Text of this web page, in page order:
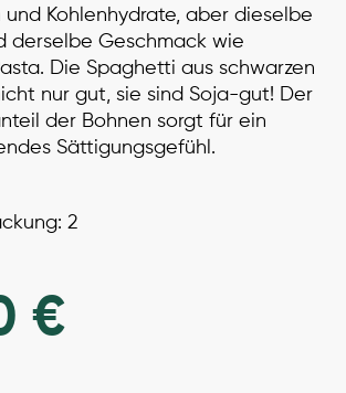
und Kohlenhydrate, aber dieselbe
derselbe Geschmack wie
Die Spaghetti aus schwarzen
nur gut, sie sind Soja-gut! Der
der Bohnen sorgt für ein
Sättigungsgefühl.
2
€